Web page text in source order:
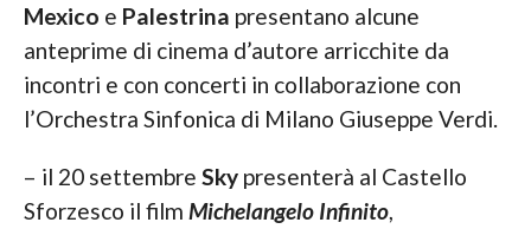
Mexico e Palestrina presentano alcune
anteprime di cinema d’autore arricchite da
incontri e con concerti in collaborazione con
l’Orchestra Sinfonica di Milano Giuseppe Verdi.
– il 20 settembre Skypresenterà al Castello
Sforzesco il film Michelangelo Infinito,